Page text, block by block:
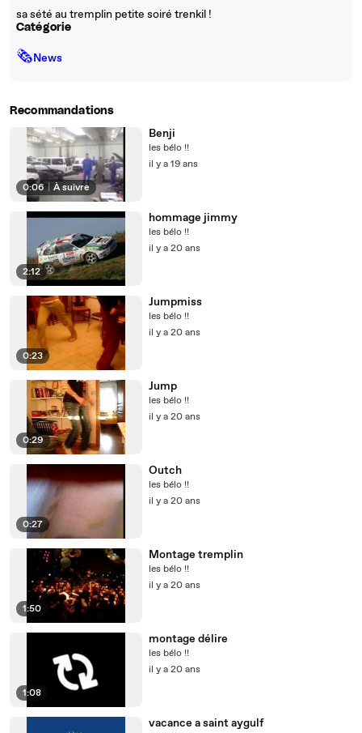
sa sété au tremplin petite soiré trenkil !
Catégorie
🗞News
Recommandations
0:06 À suivre
Benji
les bélo !!
il y a 19 ans
2:12
hommage jimmy
les bélo !!
il y a 20 ans
0:23
Jumpmiss
les bélo !!
il y a 20 ans
0:29
Jump
les bélo !!
il y a 20 ans
0:27
Outch
les bélo !!
il y a 20 ans
1:50
Montage tremplin
les bélo !!
il y a 20 ans
1:08
montage délire
les bélo !!
il y a 20 ans
vacance a saint aygulf